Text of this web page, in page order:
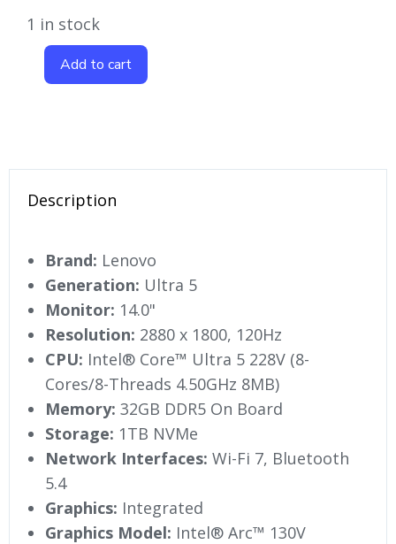
1 in stock
Add to cart
Description
Brand: Lenovo
Generation: Ultra 5
Monitor: 14.0"
Resolution: 2880 x 1800, 120Hz
CPU: Intel® Core™ Ultra 5 228V (8-
Cores/8-Threads 4.50GHz 8MB)
Memory: 32GB DDR5 On Board
Storage: 1TB NVMe
Network Interfaces: Wi-Fi 7, Bluetooth
5.4
Graphics: Integrated
Graphics Model: Intel® Arc™ 130V